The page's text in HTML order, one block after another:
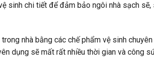
sinh chi tiết để đảm bảo ngôi nhà sạch sẽ,
nhà bằng các chế phẩm vệ sinh
dụng sẽ mất rất nhiều thời gian và công